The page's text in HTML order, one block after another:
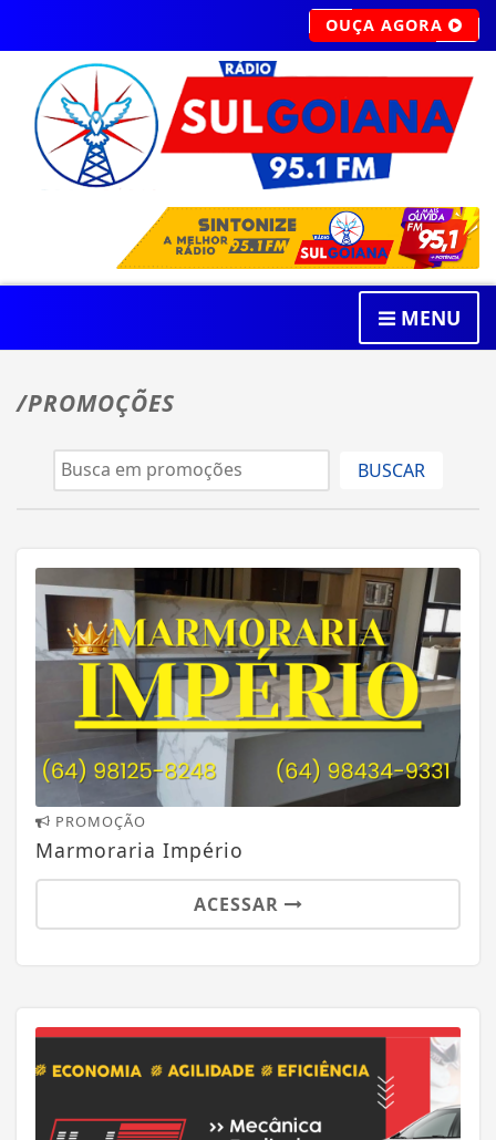
OUÇA AGORA
MENU
/PROMOÇÕES
BUSCAR
PROMOÇÃO
Marmoraria Império
ACESSAR